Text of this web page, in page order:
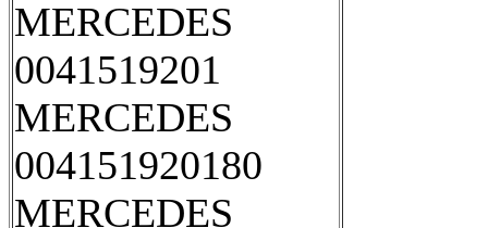
MERCEDES
0041519201
MERCEDES
004151920180
MERCEDES